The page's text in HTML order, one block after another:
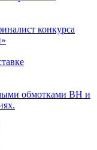
конкурса
обмотками ВН и